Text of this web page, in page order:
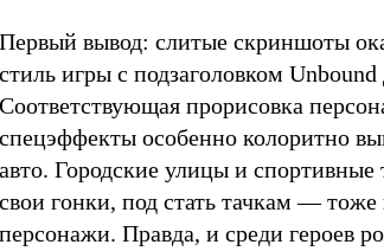
Первый вывод: слитые скриншоты
стиль игры с подзаголовком
Соответствующая прорисовка
спецэффекты особенно колоритно
авто. Городские улицы и
свои гонки, под стать тачкам —
персонажи. Правда, и среди героев